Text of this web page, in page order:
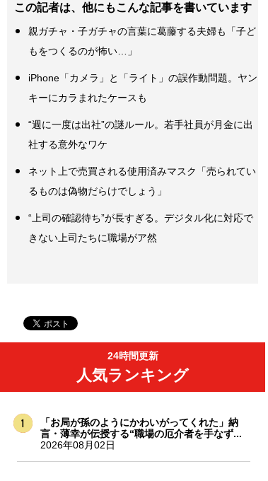
この記者は、他にもこんな記事を書いています
親ガチャ・子ガチャの言葉に葛藤する夫婦も「子ど
もをつくるのが怖い…」
iPhone「カメラ」と「ライト」の誤作動問題。ヤン
キーにカラまれたケースも
“週に一度は出社”の謎ルール。若手社員が月金に出
社する意外なワケ
ネット上で売買される使用済みマスク「売られてい
るものは偽物だらけでしょう」
“上司の確認待ち”が長すぎる。デジタル化に対応で
きない上司たちに職場がア然
24時間更新
人気ランキング
「お局が孫のようにかわいがってくれた」納
言・薄幸が伝授する“職場の厄介者を手なず...
2026年08月02日